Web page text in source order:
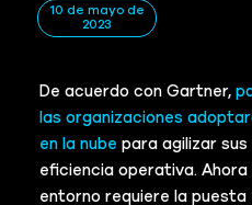
10 de mayo de
2023
De acuerdo con Gartner,
las organizaciones
en la nube para agilizar
eficiencia operativa.
entorno requiere la